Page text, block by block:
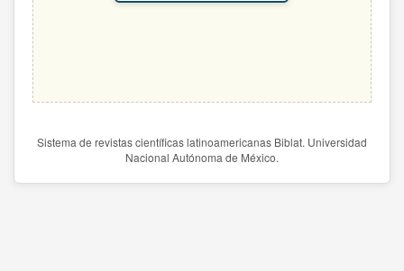
Sistema de revistas científicas latinoamericanas Biblat. Universidad
Nacional Autónoma de México.